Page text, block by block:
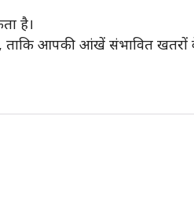
है।
ताकि आपकी आंखें संभावित